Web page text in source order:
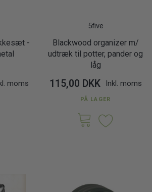
-
moms
5five
Blackwood organizer m/
udtræk til potter, pander og
låg
115,00 DKK Inkl. moms
PÅ LAGER